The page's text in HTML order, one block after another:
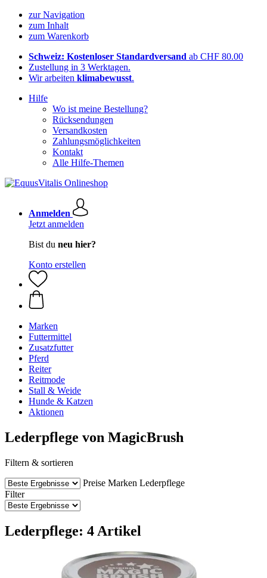
zur Navigation
zum Inhalt
zum Warenkorb
Schweiz: Kostenloser Standardversand ab CHF 80.00
Zustellung in 3 Werktagen.
Wir arbeiten klimabewusst.
Hilfe
Wo ist meine Bestellung?
Rücksendungen
Versandkosten
Zahlungsmöglichkeiten
Kontakt
Alle Hilfe-Themen
Anmelden
Jetzt anmelden
Bist du neu hier?
Konto erstellen
Marken
Futtermittel
Zusatzfutter
Pferd
Reiter
Reitmode
Stall & Weide
Hunde & Katzen
Aktionen
Lederpflege von MagicBrush
Filtern & sortieren
Preise Marken Lederpflege
Filter
Lederpflege: 4 Artikel